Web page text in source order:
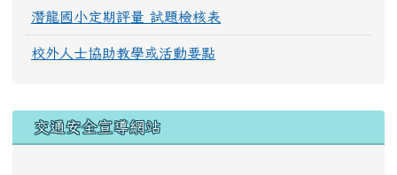
潛龍國小定期評量 試題檢核表
校外人士協助教學或活動要點
交通安全宣導網站